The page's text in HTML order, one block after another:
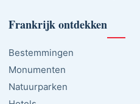
Frankrijk ontdekken
Bestemmingen
Monumenten
Natuurparken